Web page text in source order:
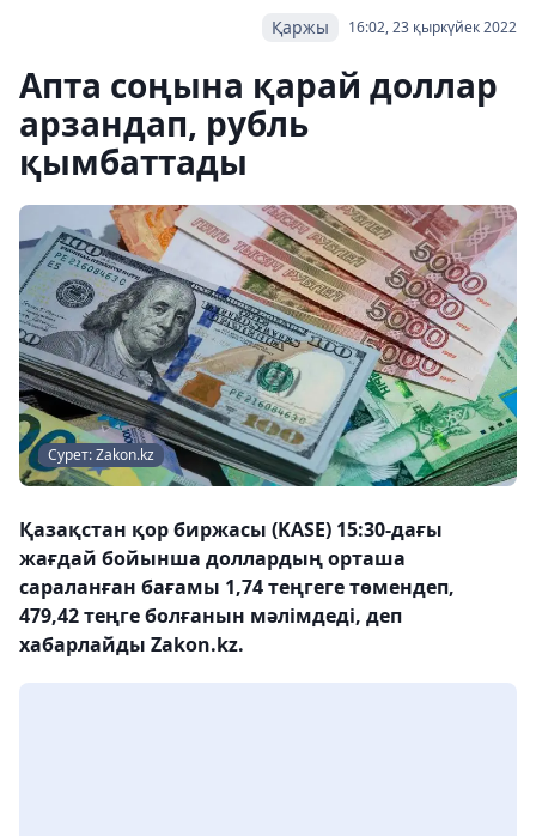
16:02, 23 қыркүйек 2022
Қаржы
Апта соңына қарай доллар
арзандап, рубль
қымбаттады
Сурет: Zakon.kz
Қазақстан қор биржасы (KASE) 15:30-дағы
жағдай бойынша доллардың орташа
сараланған бағамы 1,74 теңгеге төмендеп,
479,42 теңге болғанын мәлімдеді, деп
хабарлайды Zakon.kz.